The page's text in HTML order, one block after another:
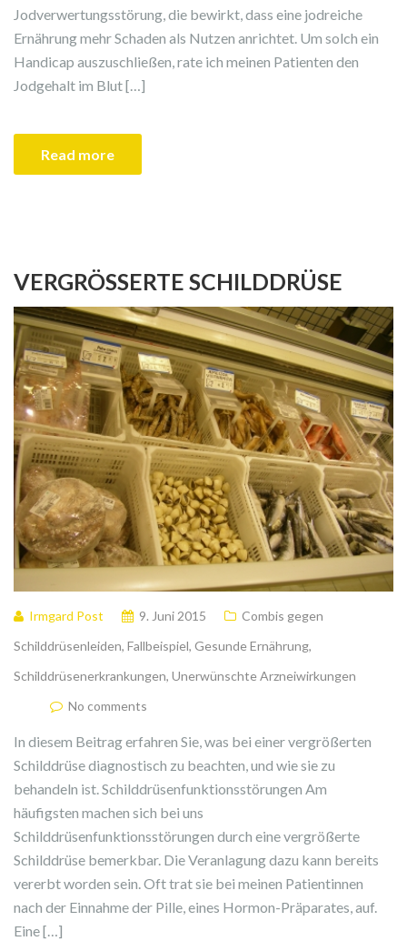
Jodverwertungsstörung, die bewirkt, dass eine jodreiche
Ernährung mehr Schaden als Nutzen anrichtet. Um solch ein
Handicap auszuschließen, rate ich meinen Patienten den
Jodgehalt im Blut […]
Read more
VERGRÖSSERTE SCHILDDRÜSE
Irmgard Post 9. Juni 2015
Combis gegen
Schilddrüsenleiden, Fallbeispiel, Gesunde Ernährung,
Schilddrüsenerkrankungen, Unerwünschte Arzneiwirkungen
No comments
In diesem Beitrag erfahren Sie, was bei einer vergrößerten
Schilddrüse diagnostisch zu beachten, und wie sie zu
behandeln ist. Schilddrüsenfunktionsstörungen Am
häufigsten machen sich bei uns
Schilddrüsenfunktionsstörungen durch eine vergrößerte
Schilddrüse bemerkbar. Die Veranlagung dazu kann bereits
vererbt worden sein. Oft trat sie bei meinen Patientinnen
nach der Einnahme der Pille, eines Hormon-Präparates, auf.
Eine […]